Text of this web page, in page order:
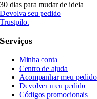
30 dias para mudar de ideia
Devolva seu pedido
Trustpilot
Serviços
Minha conta
Centro de ajuda
Acompanhar meu pedido
Devolver meu pedido
Códigos promocionais